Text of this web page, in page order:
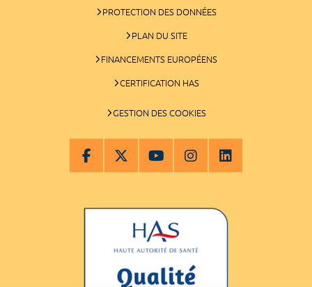
PROTECTION DES DONNÉES
PLAN DU SITE
FINANCEMENTS EUROPÉENS
CERTIFICATION HAS
GESTION DES COOKIES